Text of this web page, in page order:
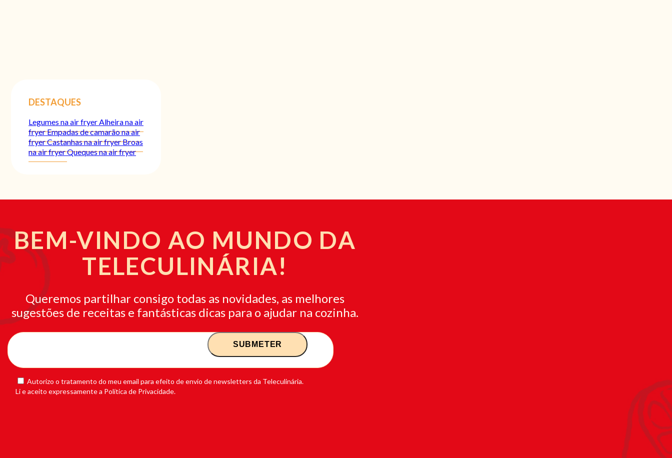
DESTAQUES
Legumes na air fryerAlheira na air
fryerEmpadas de camarão na air
fryerCastanhas na air fryerBroas
na air fryerQueques na air fryer
BEM-VINDO AO MUNDO DA
TELECULINÁRIA!
Queremos partilhar consigo todas as novidades, as melhores
sugestões de receitas e fantásticas dicas para o ajudar na cozinha.
Autorizo o tratamento do meu email para efeito de envio de newsletters da Teleculinária.
Li e aceito expressamente a Política de Privacidade.